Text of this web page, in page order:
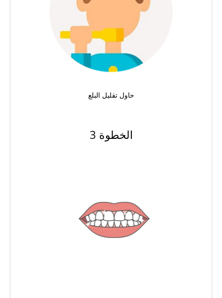
حاول تقليل البلع
الخطوة 3